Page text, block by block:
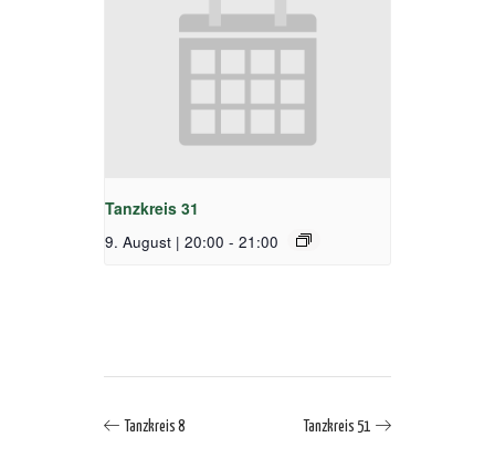
Tanzkreis 31
9. August | 20:00 - 21:00
Tanzkreis 8 Tanzkreis 51